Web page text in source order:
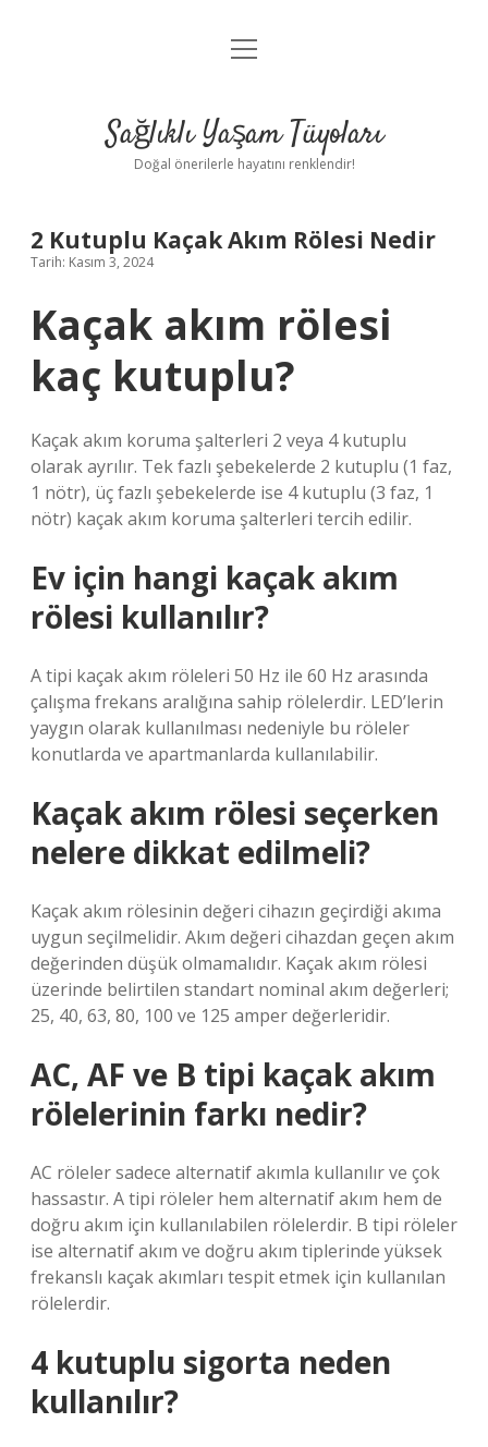
Anasayfa
Yasal Uyarı
menüyü
Sağlıklı Yaşam Tüyoları
Doğal önerilerle hayatını renklendir!
2 Kutuplu Kaçak Akım Rölesi Nedir
Tarih: Kasım 3, 2024
Kaçak akım rölesi
kaç kutuplu?
Kaçak akım koruma şalterleri 2 veya 4 kutuplu
olarak ayrılır. Tek fazlı şebekelerde 2 kutuplu (1 faz,
1 nötr), üç fazlı şebekelerde ise 4 kutuplu (3 faz, 1
nötr) kaçak akım koruma şalterleri tercih edilir.
Ev için hangi kaçak akım
rölesi kullanılır?
A tipi kaçak akım röleleri 50 Hz ile 60 Hz arasında
çalışma frekans aralığına sahip rölelerdir. LED’lerin
yaygın olarak kullanılması nedeniyle bu röleler
konutlarda ve apartmanlarda kullanılabilir.
Kaçak akım rölesi seçerken
nelere dikkat edilmeli?
Kaçak akım rölesinin değeri cihazın geçirdiği akıma
uygun seçilmelidir. Akım değeri cihazdan geçen akım
değerinden düşük olmamalıdır. Kaçak akım rölesi
üzerinde belirtilen standart nominal akım değerleri;
25, 40, 63, 80, 100 ve 125 amper değerleridir.
AC, AF ve B tipi kaçak akım
rölelerinin farkı nedir?
AC röleler sadece alternatif akımla kullanılır ve çok
hassastır. A tipi röleler hem alternatif akım hem de
doğru akım için kullanılabilen rölelerdir. B tipi röleler
ise alternatif akım ve doğru akım tiplerinde yüksek
frekanslı kaçak akımları tespit etmek için kullanılan
rölelerdir.
4 kutuplu sigorta neden
kullanılır?